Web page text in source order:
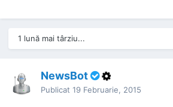
1 lună mai târziu...
NewsBot
Publicat 19 Februarie, 2015